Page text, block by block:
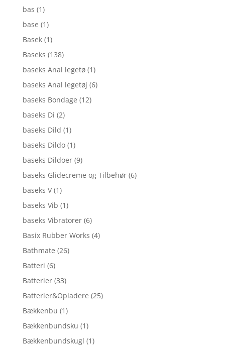
bas (1)
base (1)
Basek (1)
Baseks (138)
baseks Anal legetø (1)
baseks Anal legetøj (6)
baseks Bondage (12)
baseks Di (2)
baseks Dild (1)
baseks Dildo (1)
baseks Dildoer (9)
baseks Glidecreme og Tilbehør (6)
baseks V (1)
baseks Vib (1)
baseks Vibratorer (6)
Basix Rubber Works (4)
Bathmate (26)
Batteri (6)
Batterier (33)
Batterier&Opladere (25)
Bækkenbu (1)
Bækkenbundsku (1)
Bækkenbundskugl (1)